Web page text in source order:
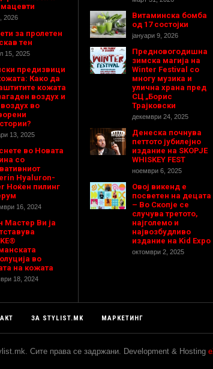
2026
за пролетен
тен
15, 2025
предизвици
Како да
кожата
воздух и
во
13, 2025
во Новата
со
Hyaluron-
Ноќен пилинг
16, 2024
Мастер Ви ја
во
на кожата
18, 2024
Витаминска бомба
од 17 состојки
јануари 9, 2026
Предновогодишнa
зимска магија на
Winter Festival со
многу музика и
улична храна пред
СЦ „Борис
Трајковски
декември 24, 2025
Денеска почнува
петтото јубилејно
издание на SKOPJE
WHISKEY FEST
ноември 6, 2025
Овој викенд е
посветен на децата
– Во Скопје се
случува третото,
најголемо и
највозбудливо
издание на Kid Expo
октомври 2, 2025
ЗА STYLIST.MK МАРКЕТИНГ
Сите права се задржани. Development & Hosting